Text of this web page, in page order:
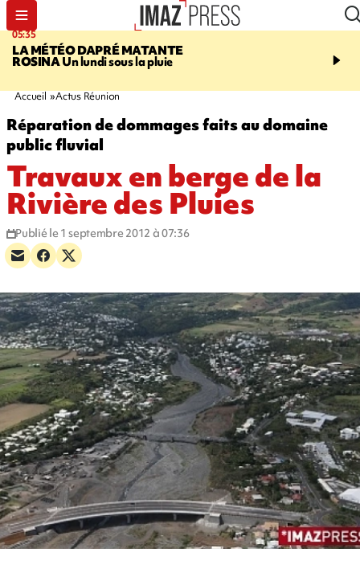
05:35
LA MÉTÉO DAPRÉ MATANTE
ROSINAUn lundi sous la pluie
07:47
ses deux enfants
Accueil Actus Réunion
Réparation de dommages faits au domaine
public fluvial
Travaux en berge de la
Rivière des Pluies
Publié le 1 septembre 2012 à 07:36